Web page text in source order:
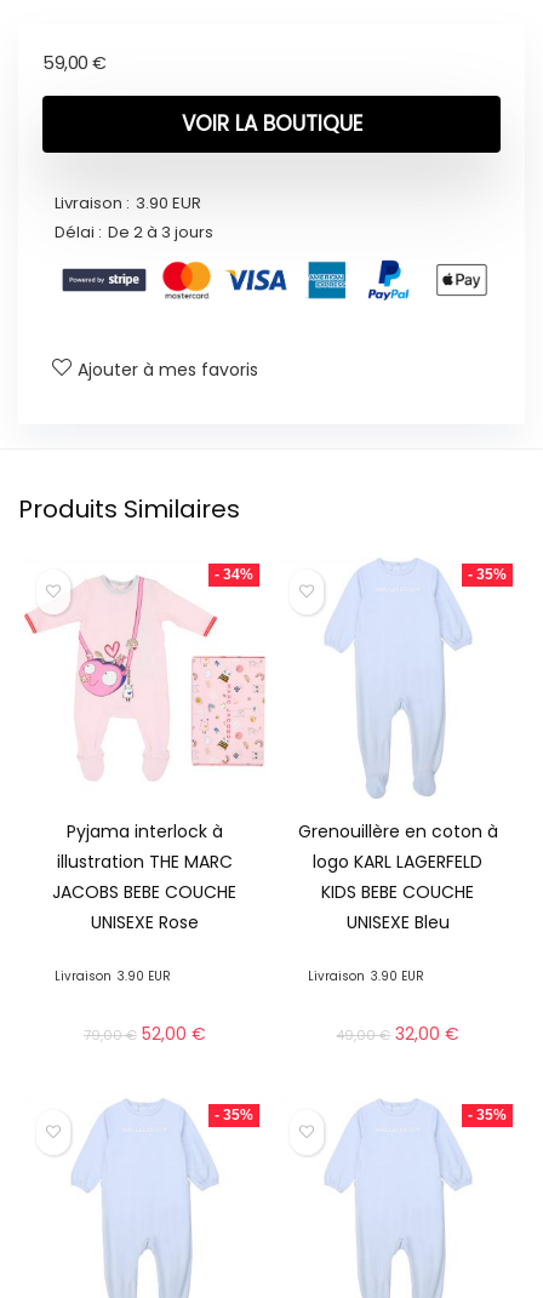
59,00 €
VOIR LA BOUTIQUE
Livraison : 3.90 EUR
Délai : De 2 à 3 jours
Ajouter à mes favoris
Produits Similaires
- 34%
Pyjama interlock à
illustration THE MARC
JACOBS BEBE COUCHE
UNISEXE Rose
Livraison 3.90 EUR
79,00€ 52,00 €
- 35%
Grenouillère en coton à
logo KARL LAGERFELD
KIDS BEBE COUCHE
UNISEXE Bleu
Livraison 3.90 EUR
49,00€ 32,00€
- 35% - 35%